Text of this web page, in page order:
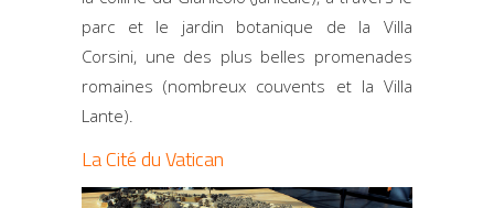
parc et le jardin botanique de la Villa
Corsini, une des plus belles promenades
romaines (nombreux couvents et la Villa
Lante).
La Cité du Vatican